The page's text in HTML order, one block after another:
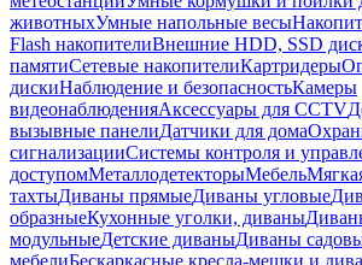
животныхУмные напольные весы
Flash накопителиВнешние HDD, SSD
памятиСетевые накопителиКартридеры
дискиНаблюдение и безопасностьКамеры
видеонаблюденияАксессуары для CCTV
вызывные панелиДатчики для дома
сигнализацииСистемы контроля и
доступомМеталлодетекторыМебель
тахтыДиваны прямыеДиваны угловые
образныеКухонные уголки, диваны
модульныеДетские диваныДиваны
мебелиБескаркасные кресла-мешки и